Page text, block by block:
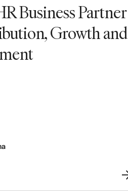
Controlling
& Finanzen
Kultur, Inklusion & Vielfalt
Business Partner
Growth and